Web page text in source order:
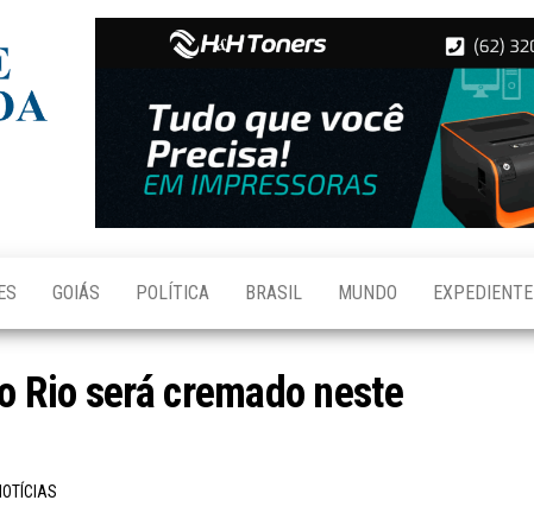
Aparecida
GOIÁS POLÍTICA BRASIL MUNDO EXPEDIENTE
Rio será cremado neste